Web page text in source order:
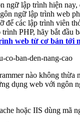
ngữ lập trình hiện nay,
ngữ lập trình web
để các lập trình viên
PHP, hãy bắt đầu
web từ cơ bản tới
nào không thừa
dụng web với ngôn
hoặc IIS dùng mã